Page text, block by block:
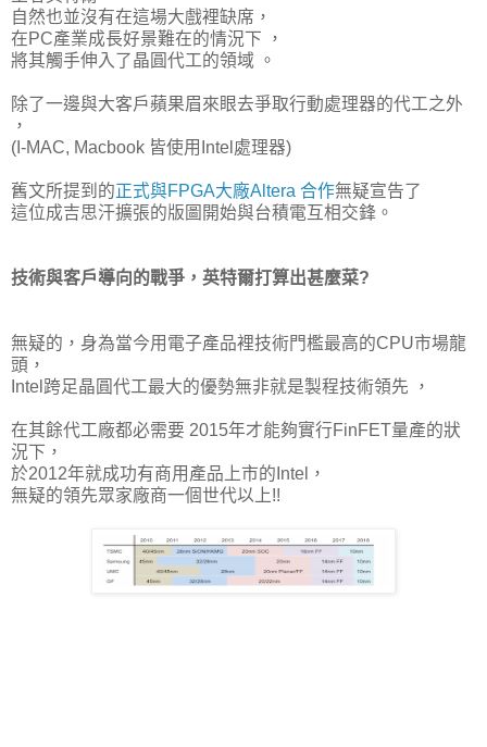
自然也並沒有在這場大戲裡缺席，
在PC產業成長好景難在的情況下 ，
將其觸手伸入了晶圓代工的領域 。
除了一邊與大客戶蘋果眉來眼去爭取行動處理器的代工之外
，
(I-MAC, Macbook 皆使用Intel處理器)
舊文所提到的正式與FPGA大廠Altera 合作無疑宣告了
這位成吉思汗擴張的版圖開始與台積電互相交鋒。
技術與客戶導向的戰爭，英特爾打算出甚麼菜?
無疑的，身為當今用電子產品裡技術門檻最高的CPU市場龍
頭，
Intel跨足晶圓代工最大的優勢無非就是製程技術領先 ，
在其餘代工廠都必需要 2015年才能夠實行FinFET量產的狀
況下，
於2012年就成功有商用產品上市的Intel，
無疑的領先眾家廠商一個世代以上!!